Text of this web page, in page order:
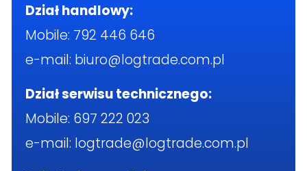
Dział handlowy:
Mobile: 792 446 646
e-mail: biuro@logtrade.com.pl
Dział serwisu technicznego:
Mobile: 697 222 023
e-mail: logtrade@logtrade.com.pl